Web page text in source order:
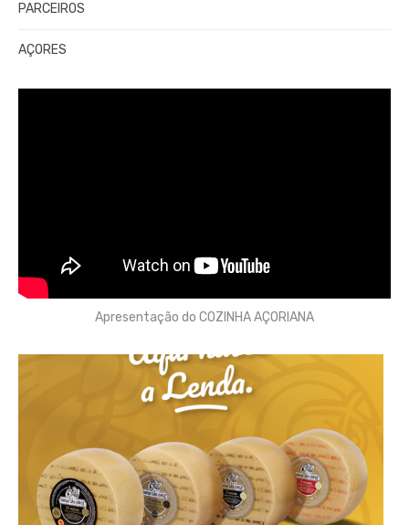
PARCEIROS
AÇORES
Apresentação do COZINHA AÇORIANA